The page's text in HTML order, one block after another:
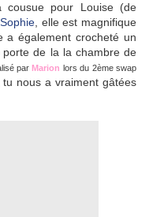
pour Louise (de
Sophie , elle est magnifique
également crocheté un
de la la chambre de
par Marion lors du 2ème swap
, tu nous a vraiment gâtées